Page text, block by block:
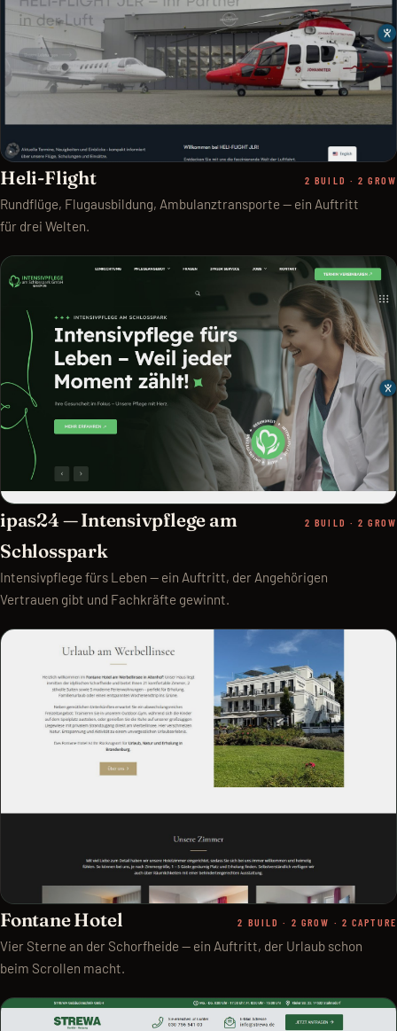
Heli-Flight 2 BUILD · 2 GROW
Rundflüge, Flugausbildung, Ambulanztransporte — ein Auftritt
für drei Welten.
ipas24 — Intensivpflege am
Schlosspark
2 BUILD · 2 GROW
Intensivpflege fürs Leben — ein Auftritt, der Angehörigen
Vertrauen gibt und Fachkräfte gewinnt.
Fontane Hotel 2 BUILD · 2 GROW · 2 CAPTURE
Vier Sterne an der Schorfheide — ein Auftritt, der Urlaub schon
beim Scrollen macht.